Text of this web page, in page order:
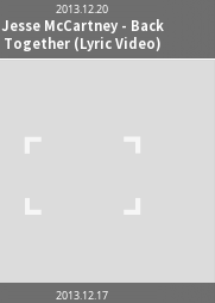
Jesse McCartney - Back
Together (Lyric Video)
2013.12.20
2013.12.17